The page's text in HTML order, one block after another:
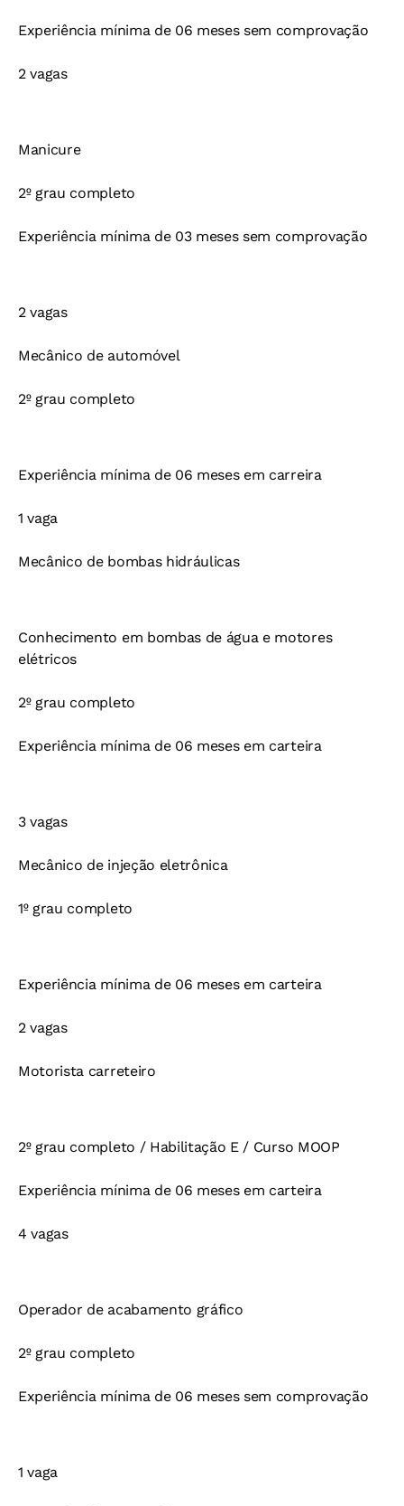
Experiência mínima de 06 meses sem comprovação
2 vagas
Manicure
2º grau completo
Experiência mínima de 03 meses sem comprovação
2 vagas
Mecânico de automóvel
2º grau completo
Experiência mínima de 06 meses em carreira
1 vaga
Mecânico de bombas hidráulicas
Conhecimento em bombas de água e motores
elétricos
2º grau completo
Experiência mínima de 06 meses em carteira
3 vagas
Mecânico de injeção eletrônica
1º grau completo
Experiência mínima de 06 meses em carteira
2 vagas
Motorista carreteiro
2º grau completo / Habilitação E / Curso MOOP
Experiência mínima de 06 meses em carteira
4 vagas
Operador de acabamento gráfico
2º grau completo
Experiência mínima de 06 meses sem comprovação
1 vaga